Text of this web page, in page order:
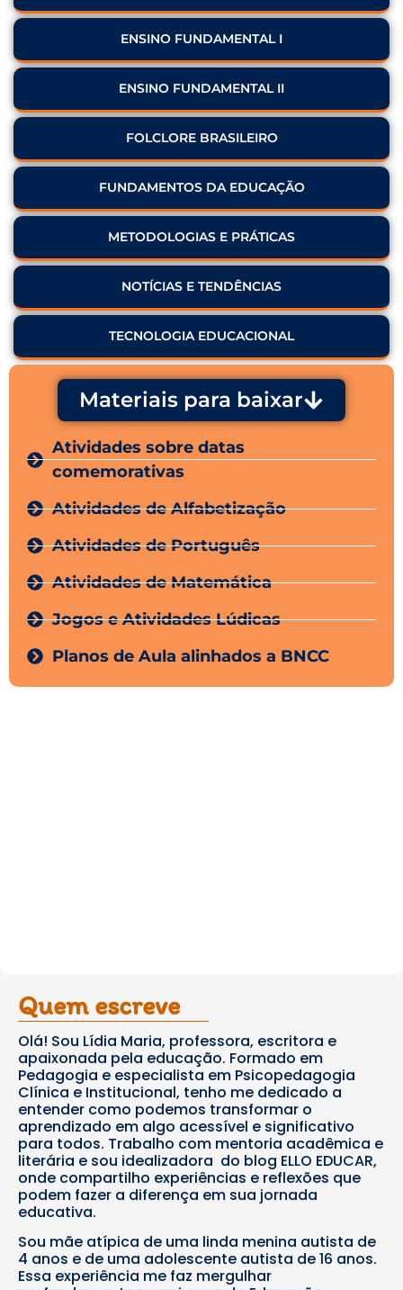
ENSINO FUNDAMENTAL I
ENSINO FUNDAMENTAL II
FOLCLORE BRASILEIRO
FUNDAMENTOS DA EDUCAÇÃO
METODOLOGIAS E PRÁTICAS
NOTÍCIAS E TENDÊNCIAS
TECNOLOGIA EDUCACIONAL
Materiais para baixar
Atividades sobre datas
comemorativas
Atividades de Alfabetização
Atividades de Português
Atividades de Matemática
Jogos e Atividades Lúdicas
Planos de Aula alinhados a BNCC
Quem escreve
Olá! Sou Lídia Maria, professora, escritora e
apaixonada pela educação. Formado em
Pedagogia e especialista em Psicopedagogia
Clínica e Institucional, tenho me dedicado a
entender como podemos transformar o
aprendizado em algo acessível e significativo
para todos. Trabalho com mentoria acadêmica e
literária e sou idealizadora do blog ELLO EDUCAR,
onde compartilho experiências e reflexões que
podem fazer a diferença em sua jornada
educativa.
Sou mãe atípica de uma linda menina autista de
4 anos e de uma adolescente autista de 16 anos.
Essa experiência me faz mergulhar